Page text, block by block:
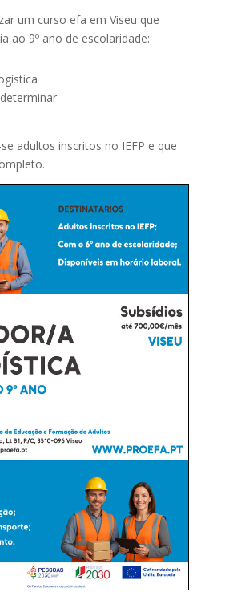
um curso efa em Viseu que
ao 9º ano de escolaridade:
adultos inscritos no IEFP e que